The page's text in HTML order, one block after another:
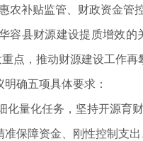
农补贴监管、财政资金管
容县财源建设提质增效的
点，推动财源建设工作再
确五项具体要求：
化量化任务，坚持开源育
准保障资金、刚性控制支